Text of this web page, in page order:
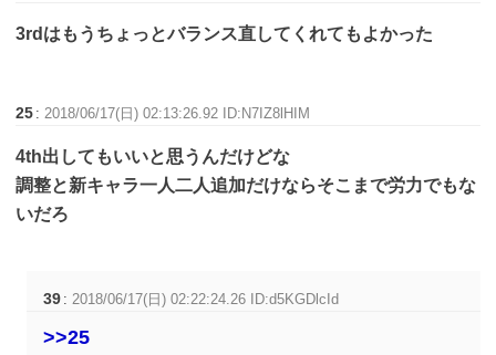
3rdはもうちょっとバランス直してくれてもよかった
25 : 2018/06/17(日) 02:13:26.92 ID:N7IZ8lHIM
4th出してもいいと思うんだけどな
調整と新キャラ一人二人追加だけならそこまで労力でもな
いだろ
39 : 2018/06/17(日) 02:22:24.26 ID:d5KGDlcId
>>25